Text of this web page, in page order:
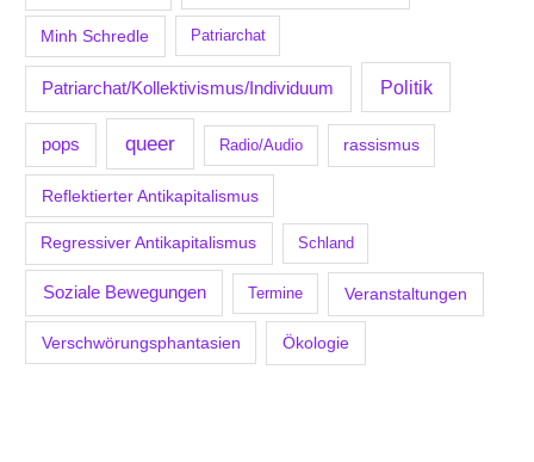
Minh Schredle Patriarchat
Patriarchat/Kollektivismus/Individuum Politik
pops queer Radio/Audio rassismus
Reflektierter Antikapitalismus
Regressiver Antikapitalismus Schland
Soziale Bewegungen Termine Veranstaltungen
Verschwörungsphantasien Ökologie